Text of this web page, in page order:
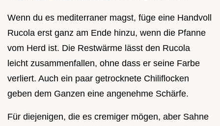
Wenn du es mediterraner magst, füge eine Handvoll
Rucola erst ganz am Ende hinzu, wenn die Pfanne
vom Herd ist. Die Restwärme lässt den Rucola
leicht zusammenfallen, ohne dass er seine Farbe
verliert. Auch ein paar getrocknete Chiliflocken
geben dem Ganzen eine angenehme Schärfe.
Für diejenigen, die es cremiger mögen, aber Sahne